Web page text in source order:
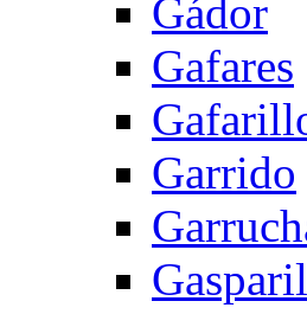
Gádor
Gafares
Garrido